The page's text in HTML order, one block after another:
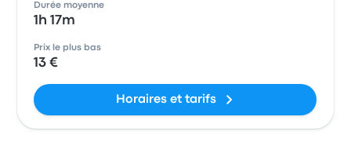
Durée moyenne
1h 17m
Prix le plus bas
13 €
Horaires et tarifs